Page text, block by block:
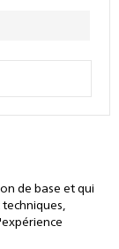
de base et qui